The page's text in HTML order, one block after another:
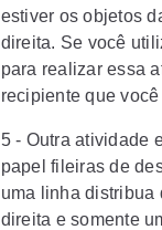
estiver os objetos
direita. Se você
para realizar essa
recipiente que
5 - Outra atividade
papel fileiras de
uma linha distribua
direita e somente